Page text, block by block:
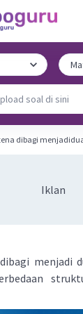
dibagi
Iklan
menjadi